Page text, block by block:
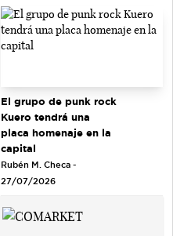
El grupo de punk rock
Kuero tendrá una
placa homenaje en la
capital
Rubén M. Checa -
27/07/2026